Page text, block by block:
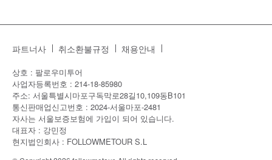
파트너사 취소환불규정 채용안내
상호 : 팔로우미투어
사업자등록번호 : 214-18-85980
주소: 서울특별시마포구독막로28길10,109동B101
통신판매업신고번호 : 2024-서울마포-2481
자사는 서울보증보험에 가입이 되어 있습니다.
대표자 : 강민정
현지법인회사 : FOLLOWMETOUR S.L